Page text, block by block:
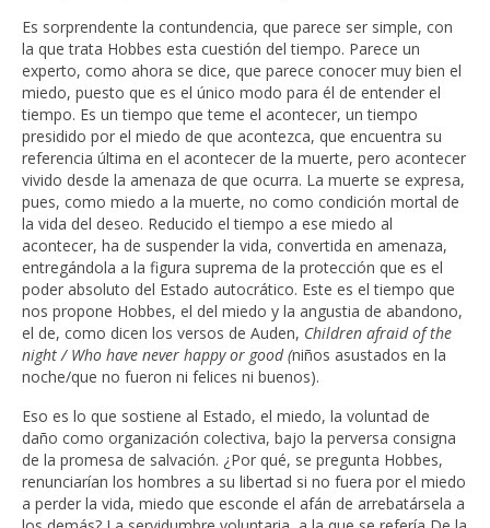
Es sorprendente la contundencia, que parece ser simple, con
la que trata Hobbes esta cuestión del tiempo. Parece un
experto, como ahora se dice, que parece conocer muy bien el
miedo, puesto que es el único modo para él de entender el
tiempo. Es un tiempo que teme el acontecer, un tiempo
presidido por el miedo de que acontezca, que encuentra su
referencia última en el acontecer de la muerte, pero acontecer
vivido desde la amenaza de que ocurra. La muerte se expresa,
pues, como miedo a la muerte, no como condición mortal de
la vida del deseo. Reducido el tiempo a ese miedo al
acontecer, ha de suspender la vida, convertida en amenaza,
entregándola a la figura suprema de la protección que es el
poder absoluto del Estado autocrático. Este es el tiempo que
nos propone Hobbes, el del miedo y la angustia de abandono,
el de, como dicen los versos de Auden, Children afraid of the
night / Who have never happy or good (niños asustados en la
noche/que no fueron ni felices ni buenos).
Eso es lo que sostiene al Estado, el miedo, la voluntad de
daño como organización colectiva, bajo la perversa consigna
de la promesa de salvación. ¿Por qué, se pregunta Hobbes,
renunciarían los hombres a su libertad si no fuera por el miedo
a perder la vida, miedo que esconde el afán de arrebatársela a